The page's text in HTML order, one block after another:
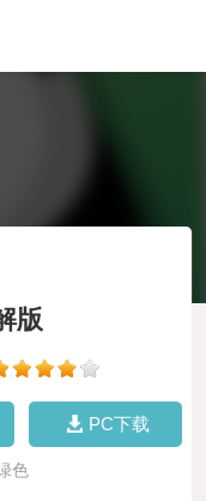
版
PC下载
色